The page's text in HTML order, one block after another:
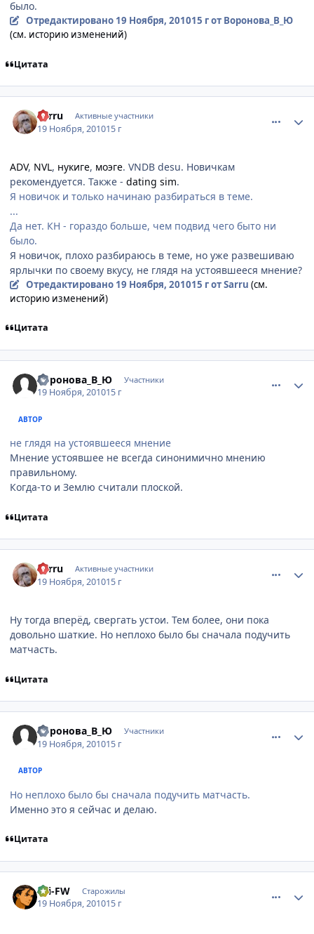
было.
Отредактировано 19 Ноября, 201015 гот Воронова_В_Ю
(см. историю изменений)
Цитата
Sarru Активные участники
19 Ноября, 201015 г
ADV, NVL, нукиге, моэге. VNDB desu. Новичкам
рекомендуется. Также - dating sim.
Я новичок и только начинаю разбираться в теме.
...
Да нет. КН - гораздо больше, чем подвид чего быто ни
было.
Я новичок, плохо разбираюсь в теме, но уже развешиваю
ярлычки по своему вкусу, не глядя на устоявшееся мнение?
Отредактировано 19 Ноября, 201015 гот Sarru (см.
историю изменений)
Цитата
Воронова_В_Ю Участники
19 Ноября, 201015 г
АВТОР
не глядя на устоявшееся мнение
Мнение устоявшее не всегда синонимично мнению
правильному.
Когда-то и Землю считали плоской.
Цитата
Sarru Активные участники
19 Ноября, 201015 г
Ну тогда вперёд, свергать устои. Тем более, они пока
довольно шаткие. Но неплохо было бы сначала подучить
матчасть.
Цитата
Воронова_В_Ю Участники
19 Ноября, 201015 г
АВТОР
Но неплохо было бы сначала подучить матчасть.
Именно это я сейчас и делаю.
Цитата
Fei-FW Старожилы
19 Ноября, 201015 г